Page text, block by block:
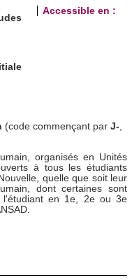
Accessible en :
(code commençant par J-,
organisés en Unités
à tous les étudiants
quelle que soit leur
dont certaines sont
l'étudiant en 1e, 2e ou 3e